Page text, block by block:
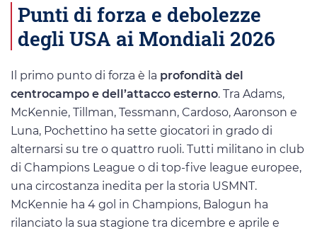
Punti di forza e debolezze
degli USA ai Mondiali 2026
Il primo punto di forza è la profondità del
centrocampo e dell’attacco esterno. Tra Adams,
McKennie, Tillman, Tessmann, Cardoso, Aaronson e
Luna, Pochettino ha sette giocatori in grado di
alternarsi su tre o quattro ruoli. Tutti militano in club
di Champions League o di top-five league europee,
una circostanza inedita per la storia USMNT.
McKennie ha 4 gol in Champions, Balogun ha
rilanciato la sua stagione tra dicembre e aprile e